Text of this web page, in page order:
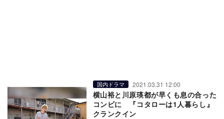
国内ドラマ 2021.03.31 12:00
横山裕と川原瑛都が早くも息の合った
コンビに 『コタローは1人暮らし』
クランクイン